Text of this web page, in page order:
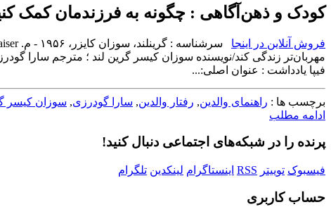
کودک و ذهن‌آگاهی : چگونه به فرزندمان کمک
فروش آنلاین در اینجا
فیپا ‏يادداشت : ‏‫عنوان اصلی:...
برچسب ها : راهنمای والدین, رفتار والدین, سارا گودرزی, سوزان کیسر
ادامه مطلب
پرنده را در شبکه‌های اجتماعی دنبال کنید!
فیسبوک توییتر RSS اینستاگرام لینکدین تلگرام
حساب کاربری